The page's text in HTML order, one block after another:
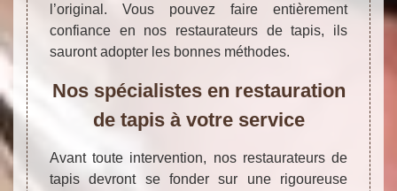
l’original. Vous pouvez faire entièrement
confiance en nos restaurateurs de tapis, ils
sauront adopter les bonnes méthodes.
Nos spécialistes en restauration
de tapis à votre service
Avant toute intervention, nos restaurateurs de
tapis devront se fonder sur une rigoureuse